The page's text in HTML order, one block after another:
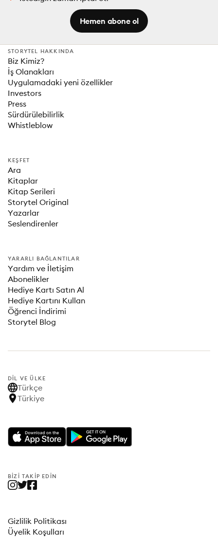
Hemen abone ol
STORYTEL HAKKINDA
Biz Kimiz?
İş Olanakları
Uygulamadaki yeni özellikler
Investors
Press
Sürdürülebilirlik
Whistleblow
KEŞFET
Ara
Kitaplar
Kitap Serileri
Storytel Original
Yazarlar
Seslendirenler
YARARLI BAĞLANTILAR
Yardım ve İletişim
Abonelikler
Hediye Kartı Satın Al
Hediye Kartını Kullan
Öğrenci İndirimi
Storytel Blog
DIL VE ÜLKE
Türkçe
Türkiye
BIZI TAKIP EDIN
Gizlilik Politikası
Üyelik Koşulları